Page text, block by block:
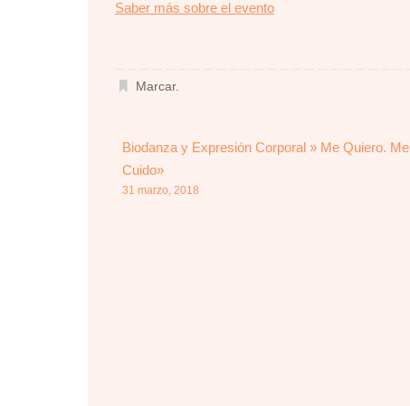
Saber más sobre el eventoabout
Marcar.
Biodanza y Expresión Corporal » Me Quiero. Me
Cuido»
31 marzo, 2018